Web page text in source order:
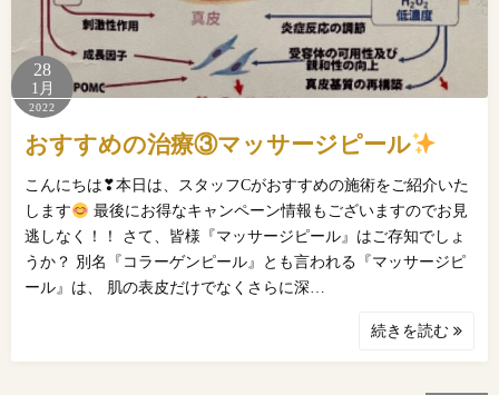
28
1月
2022
おすすめの治療③マッサージピール
こんにちは❣本日は、スタッフCがおすすめの施術をご紹介いた
します
最後にお得なキャンペーン情報もございますのでお見
逃しなく！！ さて、皆様『マッサージピール』はご存知でしょ
うか？ 別名『コラーゲンピール』とも言われる『マッサージピ
ール』は、 肌の表皮だけでなくさらに深…
続きを読む